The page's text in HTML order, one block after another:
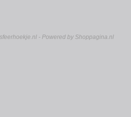
- Powered by Shoppagina.nl